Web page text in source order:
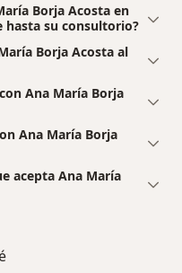
Borja Acosta en
hasta su consultorio?
Borja Acosta al
Ana María Borja
Ana María Borja
acepta Ana María